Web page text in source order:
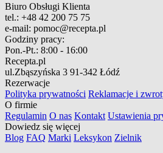
Biuro Obsługi Klienta
tel.: +48 42 200 75 75
e-mail: pomoc@recepta.pl
Godziny pracy:
Pon.-Pt.: 8:00 - 16:00
Recepta.pl
ul.Zbąszyńska 3 91-342 Łódź
Rezerwacje
Polityka prywatności Reklamacje i
O firmie
Regulamin O nas Kontakt Ustawienia
Dowiedz się więcej
Blog FAQ Marki Leksykon Zielnik